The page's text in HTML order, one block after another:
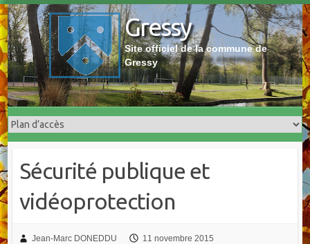
Skip
to
content
Gressy
Site officiel de la commune de
Gressy
Sécurité publique et
vidéoprotection
Jean-Marc DONEDDU
11 novembre 2015